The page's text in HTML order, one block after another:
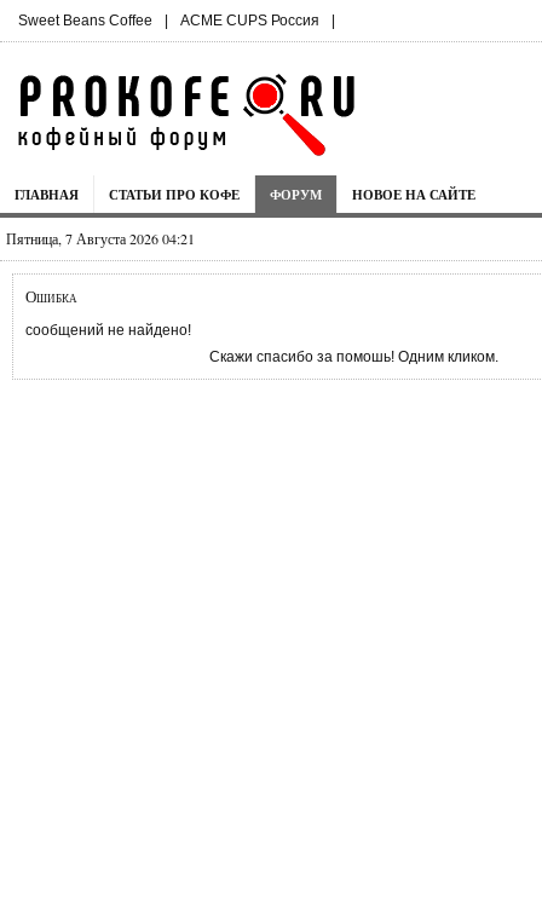
Sweet Beans Coffee | ACME CUPS Россия |
ГЛАВНАЯ СТАТЬИ ПРО КОФЕ ФОРУМ НОВОЕ НА САЙТЕ
Пятница, 7 Августа 2026 04:21
Ошибка
сообщений не найдено!
Скажи спасибо за помошь! Одним кликом.